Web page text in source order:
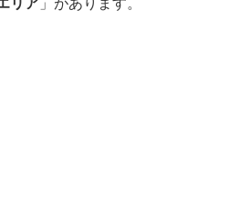
リア」があります。